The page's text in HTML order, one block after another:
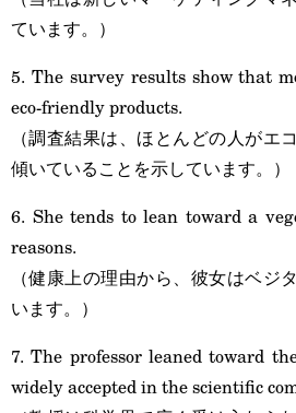
ています。）
5. The survey results show that
eco-friendly products.
（調査結果は、ほとんどの人がエ
傾いていることを示しています。）
6. She tends to lean toward a
reasons.
（健康上の理由から、彼女はベジ
います。）
7. The professor leaned toward
widely accepted in the scientific